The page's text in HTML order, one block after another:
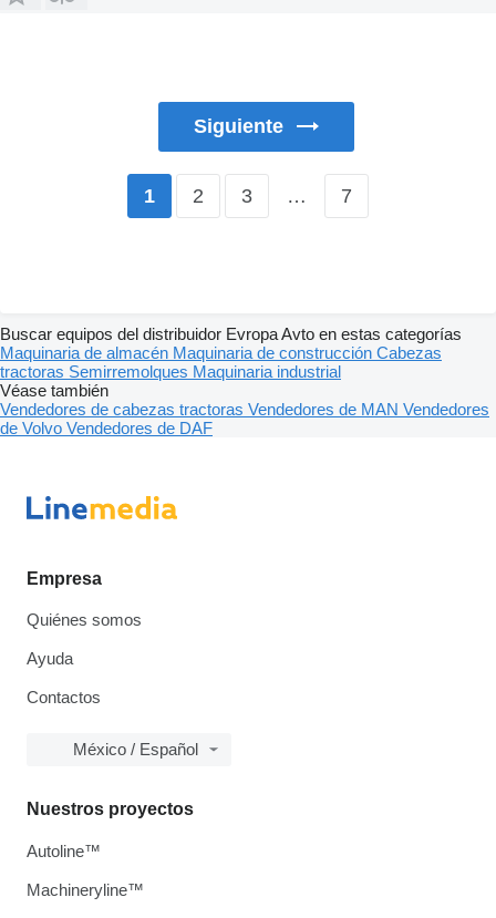
Siguiente
1 2 3 … 7
Buscar equipos del distribuidor Evropa Avto en estas categorías
Maquinaria de almacén Maquinaria de construcción Cabezas
tractoras Semirremolques Maquinaria industrial
Véase también
Vendedores de cabezas tractoras Vendedores de MAN Vendedores
de Volvo Vendedores de DAF
Empresa
Quiénes somos
Ayuda
Contactos
México / Español
Nuestros proyectos
Autoline™
Machineryline™